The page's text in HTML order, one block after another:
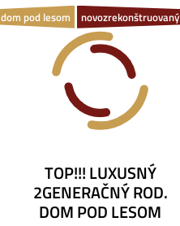
dom pod lesom novozrekonštruovaný
TOP!!! LUXUSNÝ
2GENERAČNÝ ROD.
DOM POD LESOM